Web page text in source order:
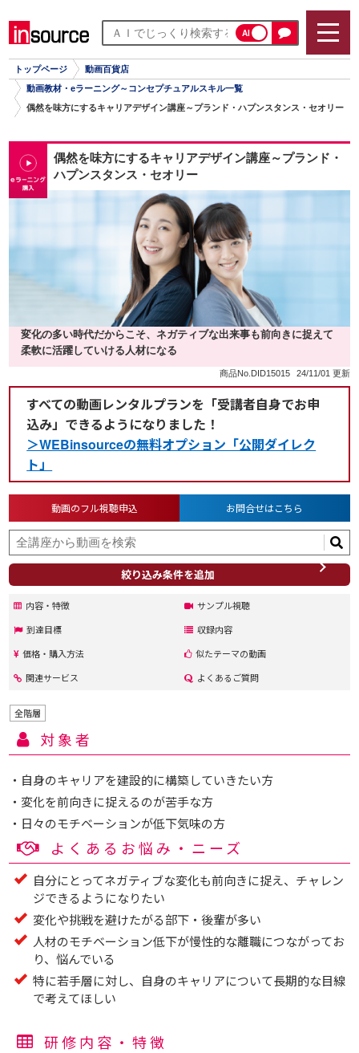
AI
トップページ
動画百貨店
動画教材・eラーニング～コンセプチュアルスキル一覧
偶然を味方にするキャリアデザイン講座～プランド・ハプンスタンス・セオリー
偶然を味方にするキャリアデザイン講座～プランド・
ハプンスタンス・セオリー
変化の多い時代だからこそ、ネガティブな出来事も前向きに捉えて
柔軟に活躍していける人材になる
商品No.DID15015 24/11/01 更新
すべての動画レンタルプランを「受講者自身でお申
込み」できるようになりました！
＞WEBinsourceの無料オプション「公開ダイレク
ト」
絞り込み条件を追加
動画のフル視聴申込 お問合せはこちら
内容・特徴
サンプル視聴
到達目標
収録内容
価格・購入方法
似たテーマの動画
関連サービス
よくあるご質問
全階層
対象者
・自身のキャリアを建設的に構築していきたい方
・変化を前向きに捉えるのが苦手な方
・日々のモチベーションが低下気味の方
よくあるお悩み・ニーズ
自分にとってネガティブな変化も前向きに捉え、チャレン
ジできるようになりたい
変化や挑戦を避けたがる部下・後輩が多い
人材のモチベーション低下が慢性的な離職につながってお
り、悩んでいる
特に若手層に対し、自身のキャリアについて長期的な目線
で考えてほしい
研修内容・特徴